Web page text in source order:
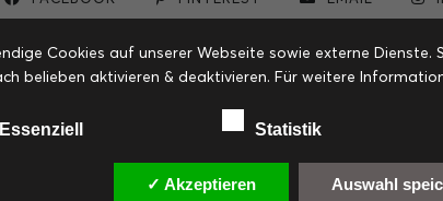
Cookies auf unserer Webseite sowie externe
belieben aktivieren & deaktivieren. Für weitere
Essenziell Statistik
✓ Akzeptieren Auswahl